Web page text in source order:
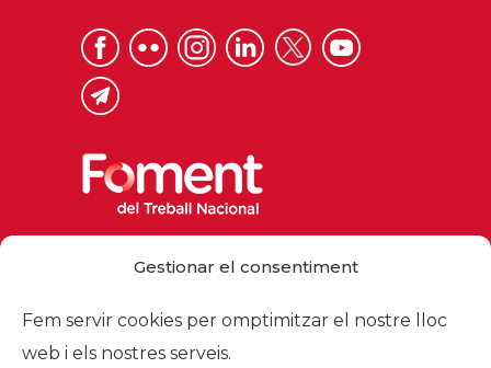
Gestionar el consentiment
Fem servir cookies per omptimitzar el nostre lloc
web i els nostres serveis.
foment@foment.com